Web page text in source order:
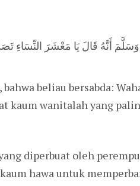
أَنَّهُ قَالَ يَا مَعْشَرَ النِّسَاءِ
beliau bersabda:
kaum wanitalah yang
diperbuat oleh
hawa untuk